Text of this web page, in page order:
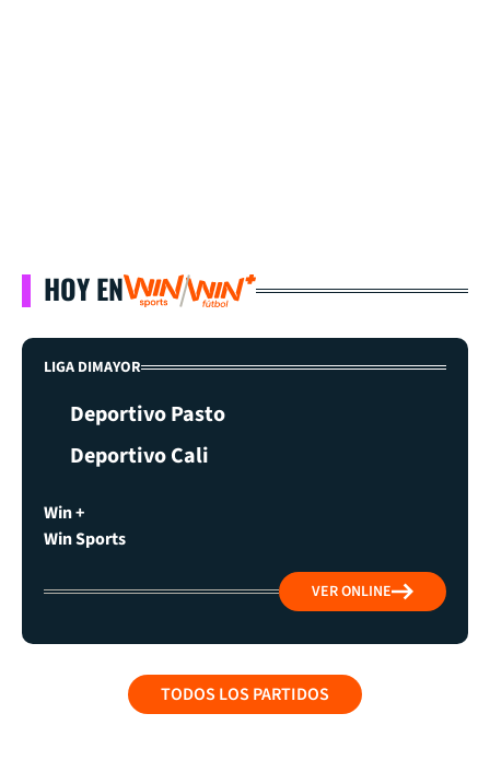
HOY EN
LIGA DIMAYOR
Deportivo Pasto
Deportivo Cali
Win +
Win Sports
VER ONLINE
TODOS LOS PARTIDOS